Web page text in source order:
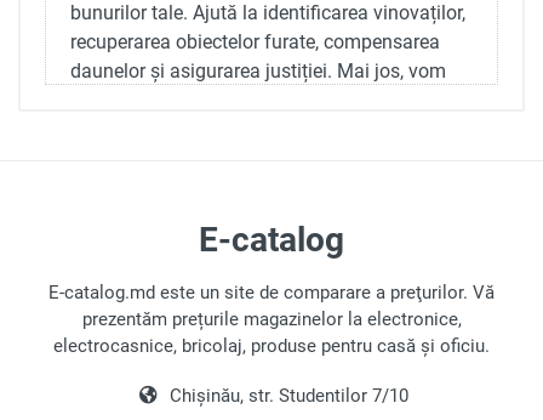
bunurilor tale. Ajută la identificarea vinovaților,
recuperarea obiectelor furate, compensarea
daunelor și asigurarea justiției. Mai jos, vom
În ultima decadă, camerele de supraveghere au
avansat remarcabil, făcând dificil de imaginat
îmbunătățiri suplimentare.
Acces la Internet:Camerele inteligente
permit vizualizarea în timp real a imaginilor
de oriunde.
E-catalog
E-catalog.md este un site de comparare a preţurilor. Vă
prezentăm prețurile magazinelor la electronice,
electrocasnice, bricolaj, produse pentru casă și oficiu.
Chișinău, str. Studentilor 7/10